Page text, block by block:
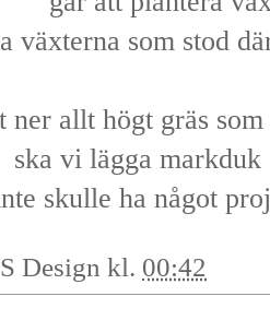
växterna som stod
ner allt högt gräs
ska vi lägga markduk
skulle ha något
Design kl. 00:42